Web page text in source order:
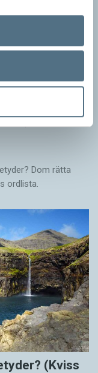
(Kviss
Dom rätta
ordlista.
(Kviss